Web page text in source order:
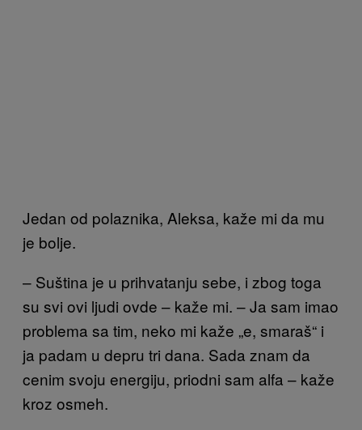
Jedan od polaznika, Aleksa, kaže mi da mu
je bolje.
– Suština je u prihvatanju sebe, i zbog toga
su svi ovi ljudi ovde – kaže mi. – Ja sam imao
problema sa tim, neko mi kaže „e, smaraš“ i
ja padam u depru tri dana. Sada znam da
cenim svoju energiju, priodni sam alfa – kaže
kroz osmeh.